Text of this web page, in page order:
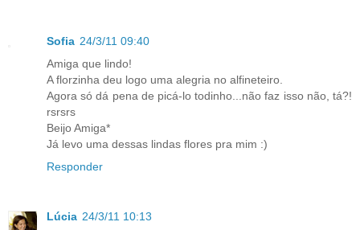
Sofia 24/3/11 09:40
Amiga que lindo!
A florzinha deu logo uma alegria no alfineteiro.
Agora só dá pena de picá-lo todinho...não faz isso não, tá?!
rsrsrs
Beijo Amiga*
Já levo uma dessas lindas flores pra mim :)
Responder
Lúcia 24/3/11 10:13